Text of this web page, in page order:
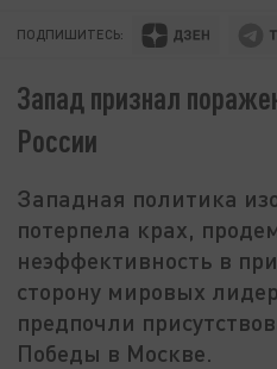
ПОДПИШИТЕСЬ:
Запад признал
России
Западная политика
потерпела крах,
неэффективность в
сторону мировых
предпочли
Победы в Москве.